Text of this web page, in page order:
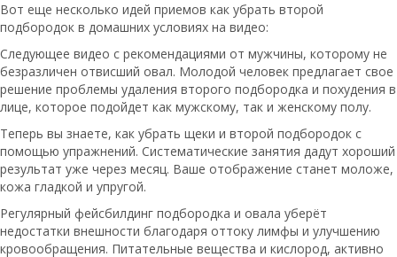
Вот еще несколько идей приемов как убрать второй
подбородок в домашних условиях на видео:
Следующее видео с рекомендациями от мужчины, которому не
безразличен отвисший овал. Молодой человек предлагает свое
решение проблемы удаления второго подбородка и похудения в
лице, которое подойдет как мужскому, так и женскому полу.
Теперь вы знаете, как убрать щеки и второй подбородок с
помощью упражнений. Систематические занятия дадут хороший
результат уже через месяц. Ваше отображение станет моложе,
кожа гладкой и упругой.
Регулярный фейсбилдинг подбородка и овала уберёт
недостатки внешности благодаря оттоку лимфы и улучшению
кровообращения. Питательные вещества и кислород, активно